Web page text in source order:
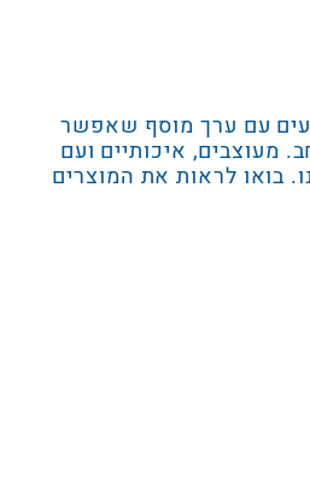
עם ערך מוסף שאפשר
מעוצבים, איכותיים ועם
בואו לראות את המוצרים